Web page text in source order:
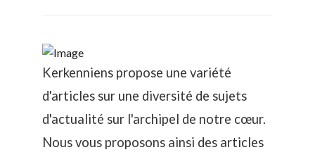
Kerkenniens propose une variété
d'articles sur une diversité de sujets
d'actualité sur l'archipel de notre cœur.
Nous vous proposons ainsi des articles